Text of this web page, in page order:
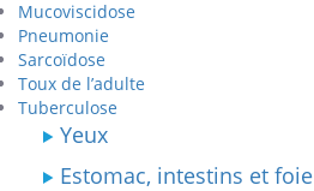
Mucoviscidose
Pneumonie
Sarcoïdose
Toux de l’adulte
Tuberculose
Yeux
Estomac, intestins et foie